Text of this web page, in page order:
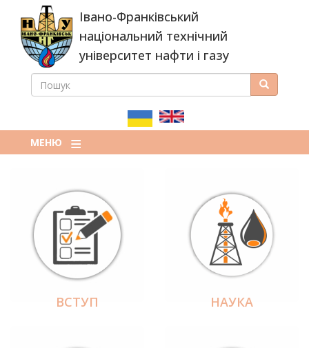
основного
вмісту
Івано-Франківський
національний технічний
університет нафти і газу
ПОШУКОВА
ПОШУК Пошук
МЕНЮ
ВСТУП НАУКА